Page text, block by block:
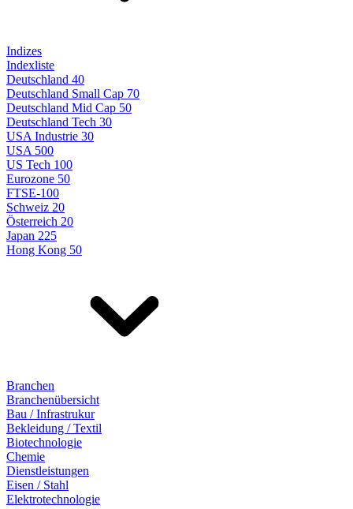
Indizes
Indexliste
Deutschland 40
Deutschland Small Cap 70
Deutschland Mid Cap 50
Deutschland Tech 30
USA Industrie 30
USA 500
US Tech 100
Eurozone 50
FTSE-100
Schweiz 20
Österreich 20
Japan 225
Hong Kong 50
Branchen
Branchenübersicht
Bau / Infrastrukur
Bekleidung / Textil
Biotechnologie
Chemie
Dienstleistungen
Eisen / Stahl
Elektrotechnologie